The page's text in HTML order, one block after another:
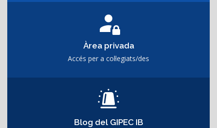
Àrea privada
Accés per a col·legiats/des
Blog del GIPEC IB